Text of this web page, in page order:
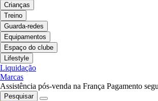
Crianças
Treino
Guarda-redes
Equipamentos
Espaço do clube
Lifestyle
Liquidação
Marcas
Assistência pós-venda na França Pagamento
Pesquisar